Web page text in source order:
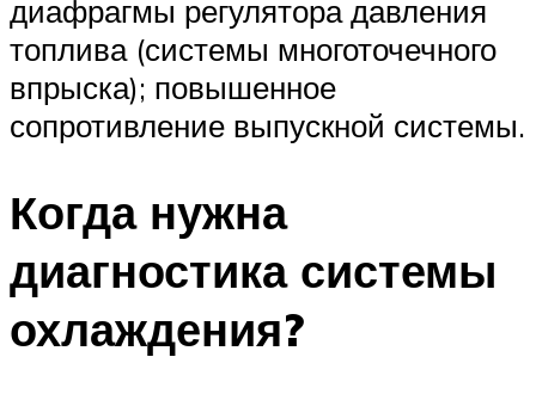
диафрагмы регулятора давления
топлива (системы многоточечного
впрыска); повышенное
сопротивление выпускной системы.
Когда нужна
диагностика системы
охлаждения?